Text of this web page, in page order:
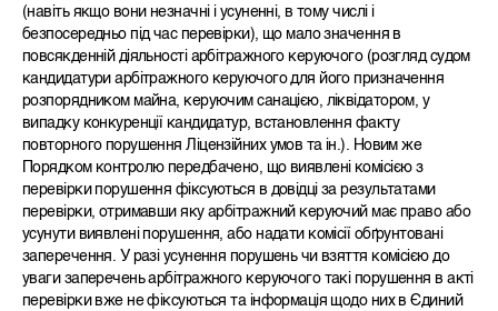
(навіть якщо вони незначні і усуненні, в тому числі і
безпосередньо під час перевірки), що мало значення в
повсякденній діяльності арбітражного керуючого (розгляд судом
кандидатури арбітражного керуючого для його призначення
розпорядником майна, керуючим санацією, ліквідатором, у
випадку конкуренції кандидатур, встановлення факту
повторного порушення Ліцензійних умов та ін.). Новим же
Порядком контролю передбачено, що виявлені комісією з
перевірки порушення фіксуються в довідці за результатами
перевірки, отримавши яку арбітражний керуючий має право або
усунути виявлені порушення, або надати комісії обґрунтовані
заперечення. У разі усунення порушень чи взяття комісією до
уваги заперечень арбітражного керуючого такі порушення в акті
перевірки вже не фіксуються та інформація щодо них в Єдиний